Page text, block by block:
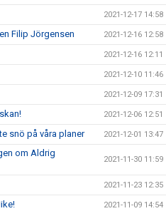
2021-12-17 14:58
Filip Jörgensen 2021-12-16 12:58
2021-12-16 12:11
2021-12-10 11:46
2021-12-09 17:31
2021-12-06 12:51
snö på våra planer 2021-12-01 13:47
om Aldrig
2021-11-30 11:59
2021-11-23 12:35
2021-11-09 14:54